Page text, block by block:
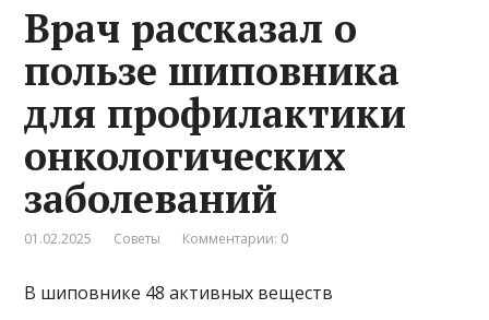
Врач рассказал о
пользе шиповника
для профилактики
онкологических
заболеваний
01.02.2025 Советы Комментарии: 0
В шиповнике 48 активных веществ